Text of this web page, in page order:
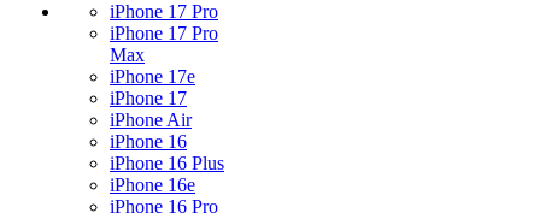
iPhone 17 Pro
iPhone 17 Pro
Max
iPhone 17e
iPhone 17
iPhone Air
iPhone 16
iPhone 16 Plus
iPhone 16e
iPhone 16 Pro